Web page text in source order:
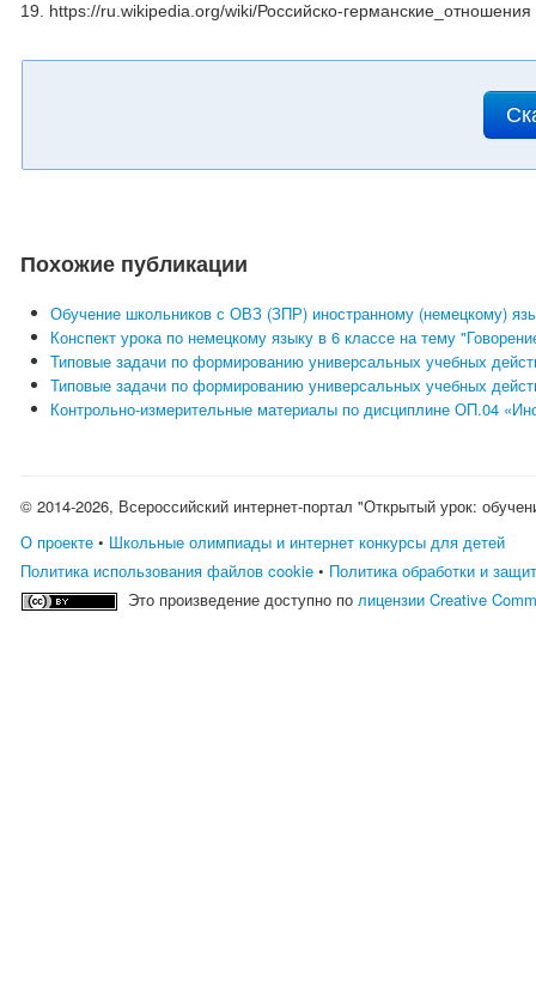
19. https://ru.wikipedia.org/wiki/Российско-германские_отношения
Похожие публикации
Обучение школьников с ОВЗ (ЗПР) иностранному (немецкому)
Конспект урока по немецкому языку в 6 классе на тему
Типовые задачи по формированию универсальных учебных
Типовые задачи по формированию универсальных учебных
Контрольно-измерительные материалы по дисциплине ОП.04
© 2014-2026, Всероссийский интернет-портал "Открытый урок:
О проекте • Школьные олимпиады и интернет конкурсы для детей
Политика использования файлов cookie • Политика обработки и
Это произведение доступно полицензии Creative